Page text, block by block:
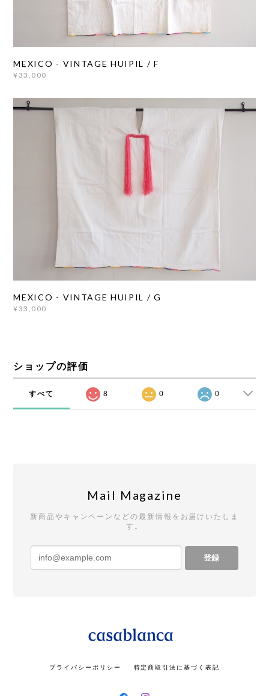
MEXICO - VINTAGE HUIPIL / F
¥33,000
MEXICO - VINTAGE HUIPIL / G
¥33,000
ショップの評価
すべて 8 0 0
Mail Magazine
新商品やキャンペーンなどの最新情報をお届けいたしま
す。
登録
プライバシーポリシー 特定商取引法に基づく表記